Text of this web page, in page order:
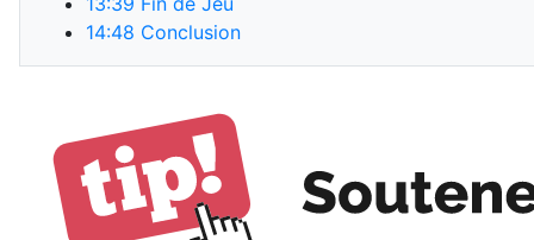
14:48 Conclusion